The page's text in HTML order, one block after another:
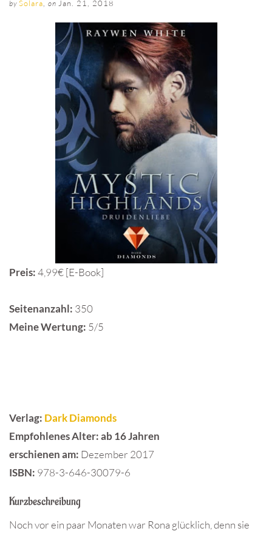
by Solara on Jan. 21, 2018
Preis:4,99€ [E-Book]
Seitenanzahl: 350
Meine Wertung: 5/5
Verlag: Dark Diamonds
Empfohlenes Alter:ab 16 Jahren
erschienen am: Dezember 2017
ISBN: 978-3-646-30079-6
Kurzbeschreibung
Noch vor ein paar Monaten war Rona glücklich, denn sie